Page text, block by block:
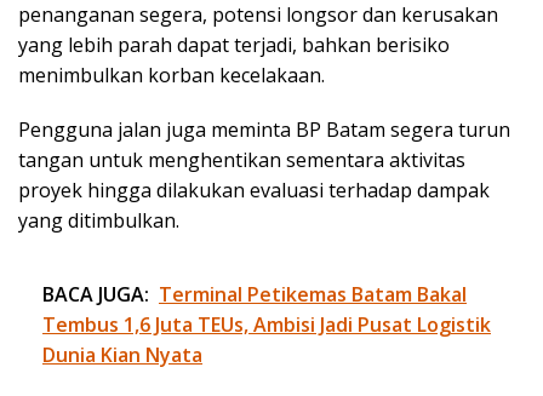
penanganan segera, potensi longsor dan kerusakan
yang lebih parah dapat terjadi, bahkan berisiko
menimbulkan korban kecelakaan.
Pengguna jalan juga meminta BP Batam segera turun
tangan untuk menghentikan sementara aktivitas
proyek hingga dilakukan evaluasi terhadap dampak
yang ditimbulkan.
BACA JUGA: Terminal Petikemas Batam Bakal
Tembus 1,6 Juta TEUs, Ambisi Jadi Pusat Logistik
Dunia Kian Nyata